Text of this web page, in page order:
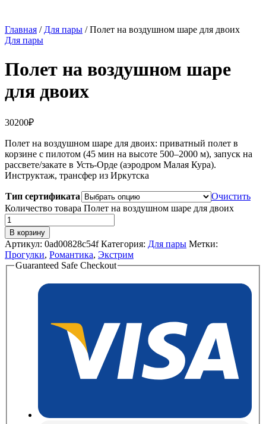
Главная / Для пары / Полет на воздушном шаре для двоих
Для пары
Полет на воздушном шаре
для двоих
30200₽
Полет на воздушном шаре для двоих: приватный полет в
корзине с пилотом (45 мин на высоте 500–2000 м), запуск на
рассвете/закате в Усть-Орде (аэродром Малая Кура).
Инструктаж, трансфер из Иркутска
Тип сертификата
Очистить
Количество товара Полет на воздушном шаре для двоих
В корзину
Артикул: 0ad00828c54f Категория: Для пары Метки:
Прогулки, Романтика, Экстрим
Guaranteed Safe Checkout